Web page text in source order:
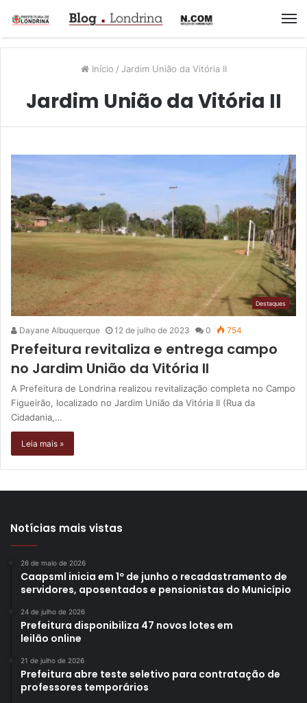
Início / Jardim União da Vitória II
Jardim União da Vitória II
Destaques
Dayane Albuquerque 12 de julho de 2023 0 754
Prefeitura revitaliza e entrega campo
no Jardim União da Vitória II
A Prefeitura de Londrina realizou revitalização completa no Campo
Figueirão, localizado no Jardim União da Vitória II (Rua da
Cidadania,…
Leia mais »
Notícias mais vistas
26 de maio de 2026
Caapsml inicia em 1º de junho o recadastramento de
servidores, aposentados e pensionistas do Município
24 de julho de 2026
Prefeitura disponibiliza 47 novos lotes em
leilão online
21 de julho de 2026
Prefeitura abre teste seletivo para contratação de
professores temporários